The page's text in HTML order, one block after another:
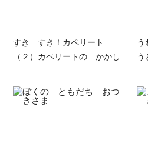
すき すき！カペリート
（２）カペリートの かかし